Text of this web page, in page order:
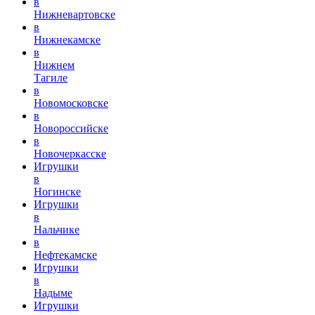
Нижневартовске
в
Нижнекамске
в
Нижнем
Тагиле
в
Новомосковске
в
Новороссийске
в
Новочеркасске
Игрушки
в
Ногинске
Игрушки
в
Нальчике
в
Нефтекамске
Игрушки
в
Надыме
Игрушки